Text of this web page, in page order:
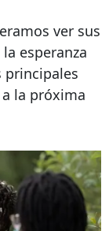
ver sus
esperanza
principales
la próxima